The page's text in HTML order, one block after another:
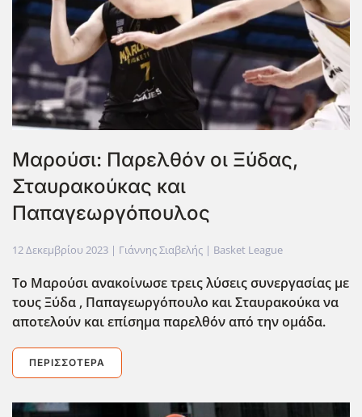
Μαρούσι: Παρελθόν οι Ξύδας,
Σταυρακούκας και
Παπαγεωργόπουλος
12 Δεκεμβρίου 2023 | Γιάννης Σιαβελής | Basket League
Το Μαρούσι ανακοίνωσε τρεις λύσεις συνεργασίας με
τους Ξύδα , Παπαγεωργόπουλο και Σταυρακούκα να
αποτελούν και επίσημα παρελθόν από την ομάδα.
ΠΕΡΙΣΣΌΤΕΡΑ